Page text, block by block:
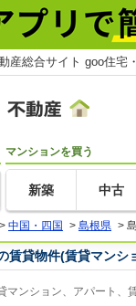
産総合サイト goo住宅
マンションを買う
新築 中古
> 中国・四国 > 島根県 >
賃貸物件(賃貸マンシ
マンション、アパート、